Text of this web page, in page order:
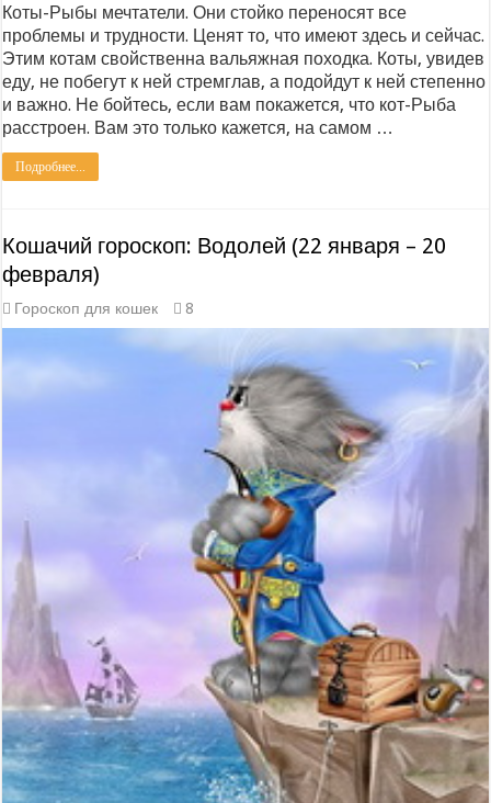
Коты-Рыбы мечтатели. Они стойко переносят все
проблемы и трудности. Ценят то, что имеют здесь и сейчас.
Этим котам свойственна вальяжная походка. Коты, увидев
еду, не побегут к ней стремглав, а подойдут к ней степенно
и важно. Не бойтесь, если вам покажется, что кот-Рыба
расстроен. Вам это только кажется, на самом …
Подробнее...
Кошачий гороскоп: Водолей (22 января – 20
февраля)
Гороскоп для кошек 8